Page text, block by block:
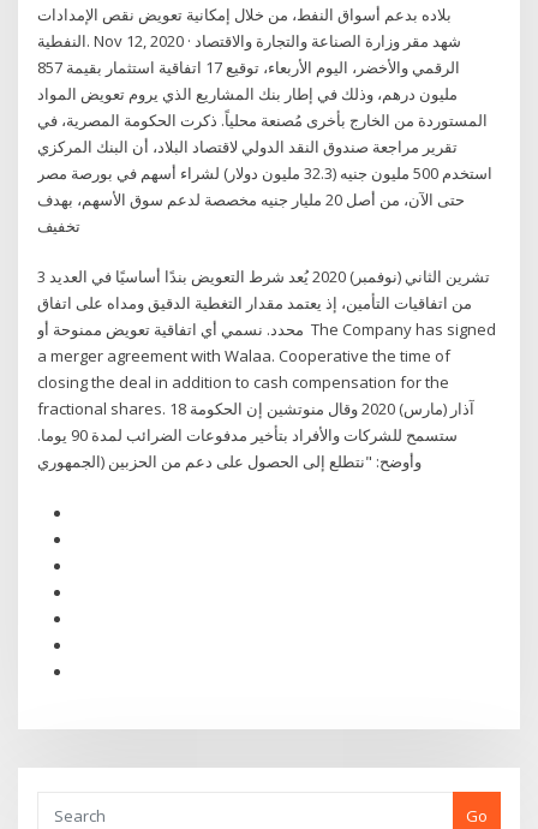
بلاده بدعم أسواق النفط، من خلال إمكانية تعويض نقص الإمدادات
النفطية. Nov 12, 2020 · شهد مقر وزارة الصناعة والتجارة والاقتصاد
الرقمي والأخضر، اليوم الأربعاء، توقيع 17 اتفاقية استثمار بقيمة 857
مليون درهم، وذلك في إطار بنك المشاريع الذي يروم تعويض المواد
المستوردة من الخارج بأخرى مُصنعة محلياً. ذكرت الحكومة المصرية، في
تقرير مراجعة صندوق النقد الدولي لاقتصاد البلاد، أن البنك المركزي
استخدم 500 مليون جنيه (32.3 مليون دولار) لشراء أسهم في بورصة مصر
حتى الآن، من أصل 20 مليار جنيه مخصصة لدعم سوق الأسهم، بهدف
تخفيف
3 تشرين الثاني (نوفمبر) 2020 يُعد شرط التعويض بندًا أساسيًا في العديد
من اتفاقيات التأمين، إذ يعتمد مقدار التغطية الدقيق ومداه على اتفاق
محدد. نسمي أي اتفاقية تعويض ممنوحة أو The Company has signed
a merger agreement with Walaa. Cooperative the time of
closing the deal in addition to cash compensation for the
fractional shares. 18 آذار (مارس) 2020 وقال منوتشين إن الحكومة
ستسمح للشركات والأفراد بتأخير مدفوعات الضرائب لمدة 90 يوما.
Go